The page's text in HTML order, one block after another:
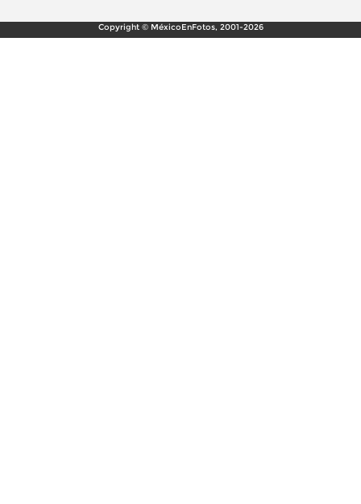
Copyright © MéxicoEnFotos, 2001-2026